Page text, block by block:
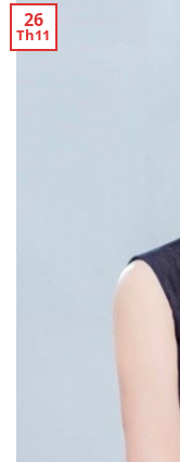
26
Th11